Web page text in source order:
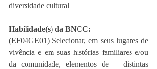
diversidade cultural
Habilidade(s) da BNCC:
(EF04GE01) Selecionar, em seus lugares de
vivência e em suas histórias familiares e/ou
da comunidade, elementos de   distintas